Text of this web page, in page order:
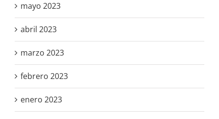
mayo 2023
abril 2023
marzo 2023
febrero 2023
enero 2023